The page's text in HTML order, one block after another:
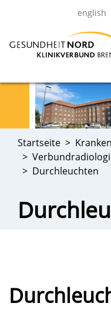
english
Startseite
Durchleuchten